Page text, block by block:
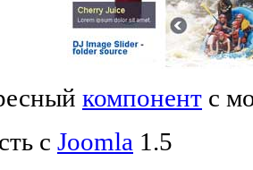
компонент с
с Joomla 1.5